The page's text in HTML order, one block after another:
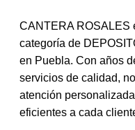
CANTERA ROSALES
categoría de
en Puebla. Con años
servicios de calidad,
atención
eficientes a cada